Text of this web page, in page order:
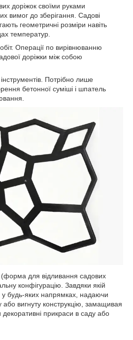
доріжок своїми руками
вимог до зберігання. Садові
геометричні розміри навіть
температур.
Операції по вирівнюванню
доріжки між собою
Потрібно лише
бетонної суміші і шпатель
(форма для відливання садових
конфігурацію. Завдяки якій
у будь-яких напрямках, надаючи
або вигнуту конструкцію, замащивая
прикраси в саду або